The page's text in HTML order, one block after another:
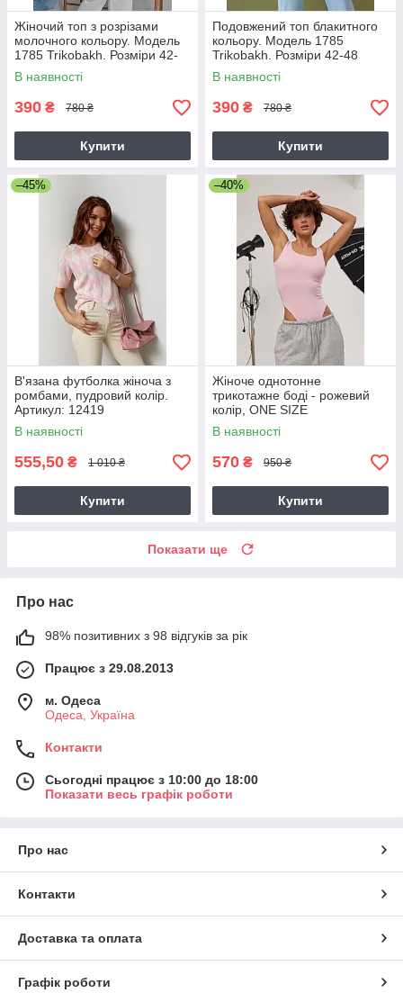
Жіночий топ з розрізами
молочного кольору. Модель
1785 Trikobakh. Розміри 42-
48
В наявності
390 ₴ 780 ₴
Купити
Подовжений топ блакитного
кольору. Модель 1785
Trikobakh. Розміри 42-48
В наявності
390 ₴ 780 ₴
Купити
–45%
В'язана футболка жіноча з
ромбами, пудровий колір.
Артикул: 12419
В наявності
555,50 ₴ 1 010 ₴
Купити
–40%
Жіноче однотонне
трикотажне боді - рожевий
колір, ONE SIZE
В наявності
570 ₴ 950 ₴
Купити
Показати ще
Про нас
98% позитивних з 98 відгуків за рік
Працює з 29.08.2013
м. Одеса
Одеса, Україна
Контакти
Сьогодні працює з 10:00 до 18:00
Показати весь графік роботи
Про нас
Контакти
Доставка та оплата
Графік роботи